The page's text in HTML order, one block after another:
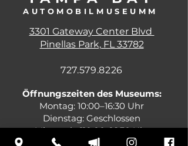
AUTOMOBILMUSEUM M
3301 Gateway Center Blvd
Pinellas Park, FL 33782
727.579.8226
Öffnungszeitendes Museums:
Montag: 10:00–16:30 Uhr
Dienstag: Geschlossen
Mittwoch: 110:00–16:30 Uhr
Donnerstag: 10:00 – 16:30 Uhr